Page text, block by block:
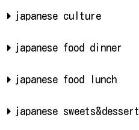
japanese culture
japanese food dinner
japanese food lunch
japanese sweets&dessert